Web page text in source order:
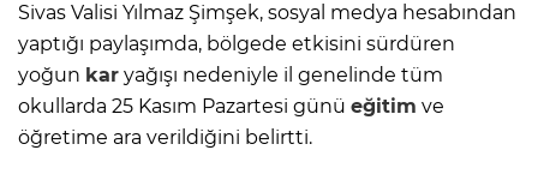
Sivas Valisi Yılmaz Şimşek, sosyal medya hesabından
yaptığı paylaşımda, bölgede etkisini sürdüren
yoğun kar yağışı nedeniyle il genelinde tüm
okullarda 25 Kasım Pazartesi günü eğitim ve
öğretime ara verildiğini belirtti.